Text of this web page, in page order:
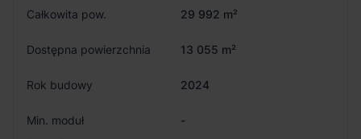
Całkowita pow. 29 992 m²
Dostępna powierzchnia 13 055 m²
Rok budowy 2024
Min. moduł
-